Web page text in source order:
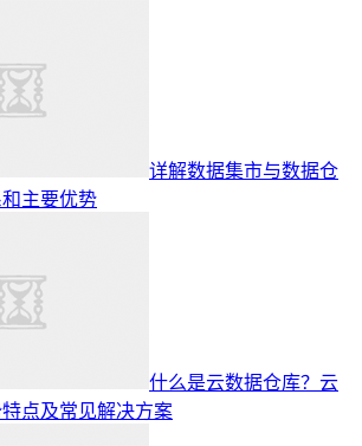
详解数据集市与数据仓
主要优势
什么是云数据仓库？云
点及常见解决方案